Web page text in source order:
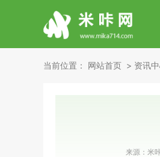
当前位置： 网站首页 资讯
来源： 米